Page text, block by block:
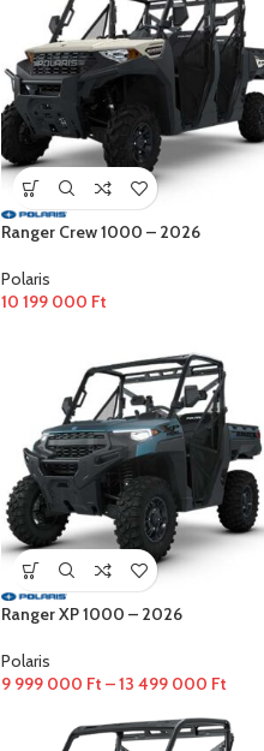
Ranger Crew 1000 – 2026
Polaris
10 199 000 Ft
Ranger XP 1000 – 2026
Polaris
9 999 000 Ft –13 499 000 Ft